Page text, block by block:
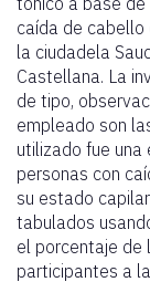
caída de
la ciudadela
Castellana. La
de tipo,
empleado son
utilizado fue
personas con
su estado
tabulados
el porcentaje de
participantes a